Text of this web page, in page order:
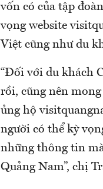
vốn có của tập
vọng website
Việt cũng như du
“Đối với du khách
rồi, cũng nên
ủng hộ
người có thể kỳ
những thông tin
Quảng Nam”, chị